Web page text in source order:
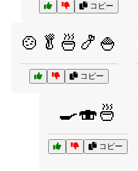
コピー
🍲🥬🍜🍤🍚
コピー
🍳🍣🍜
コピー